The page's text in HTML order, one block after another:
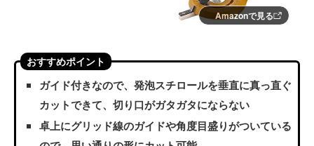
Amazonで見る
おすすめポイント
ガイド付きなので、発泡スチロールを垂直に真っ直ぐ
カットできて、切り口がガタガタにならない
卓上にグリッド線のガイドや角度目盛りがついている